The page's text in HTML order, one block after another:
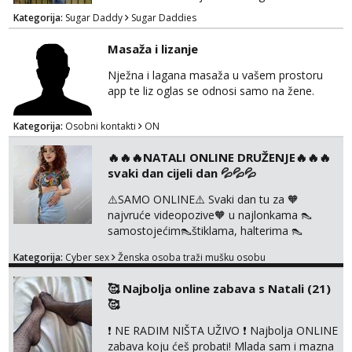
danima tijekom dana ali nije uvjet. Samo
Slavonija. osmarios984@gmail.com
Kategorija: Sugar Daddy Sugar Daddies
Masaža i lizanje
Nježna i lagana masaža u vašem prostoru
app te liz oglas se odnosi samo na žene.
Kategorija: Osobni kontakti ON
🔥🔥🔥NATALI ONLINE DRUŽENJE🔥🔥🔥
svaki dan cijeli dan 💦💦💦
⚠️SAMO ONLINE⚠️ Svaki dan tu za 🧡
najvruće videopozive🧡 u najlonkama 👠
samostojećim👠štiklama, halterima 👠
dogovoru 🧡 Dopisivanja hot chat🧡 o
🧡 Videa🧡 solo squirt, razne anal igračke,
vibratori, s PARTNEROM, S KOLEGICAMA
lizanje, striptiz, footfetiši itd 🔞 ❣️Radim već
jako dugo, imam iskustva i više načina pla...
Kategorija: Cyber sex Ženska osoba traži mušku osobu
🥰 Najbolja online zabava s Natali (21)
🥰
❗ NE RADIM NIŠTA UŽIVO ❗ Najbolja ONLINE
zabava koju ćeš probati! Mlada sam i mazna